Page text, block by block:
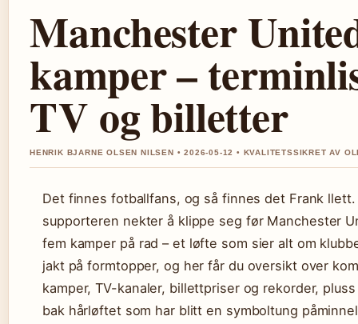
Manchester
kamper –
TV og billetter
HENRIK BJARNE OLSEN NILSEN • 2026-05-12 • KVALITETSSIKRET AV
Det finnes fotballfans, og så finnes det Frank
supporteren nekter å klippe seg før Manchester
fem kamper på rad – et løfte som sier alt om
jakt på formtopper, og her får du oversikt over
kamper, TV-kanaler, billettpriser og rekorder,
bak hårløftet som har blitt en symboltung